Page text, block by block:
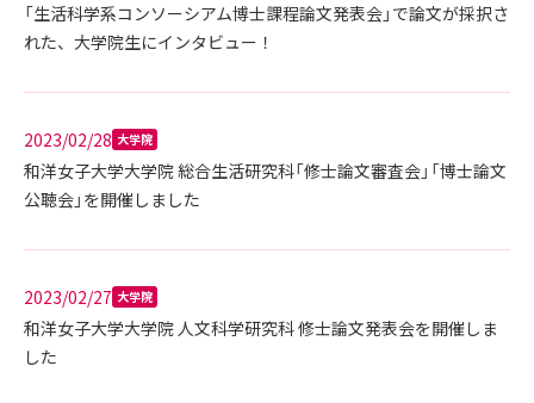
「生活科学系コンソーシアム博士課程論文発表会」で論文が採択さ
れた、大学院生にインタビュー！
2023/02/28 大学院
和洋女子大学大学院 総合生活研究科「修士論文審査会」「博士論文
公聴会」を開催しました
2023/02/27 大学院
和洋女子大学大学院 人文科学研究科 修士論文発表会を開催しま
した